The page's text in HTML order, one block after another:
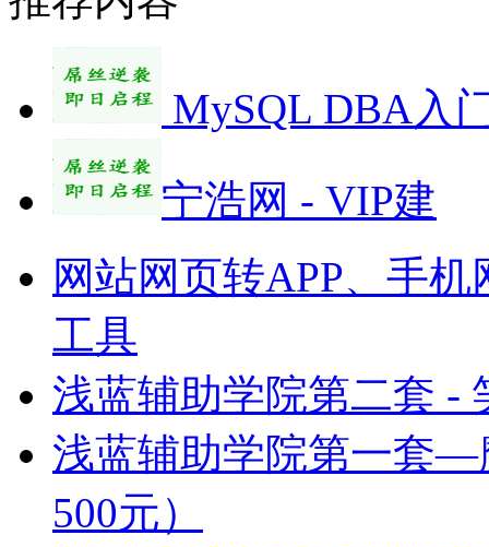
MySQL DBA入
宁浩网 - VIP建
网站网页转APP、手
工具
浅蓝辅助学院第二套 -
浅蓝辅助学院第一套—
500元）